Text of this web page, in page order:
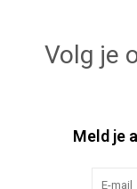
Volg je
Meld je